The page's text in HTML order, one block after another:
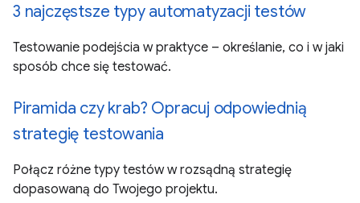
3 najczęstsze typy automatyzacji testów
Testowanie podejścia w praktyce – określanie, co i w jaki
sposób chce się testować.
Piramida czy krab? Opracuj odpowiednią
strategię testowania
Połącz różne typy testów w rozsądną strategię
dopasowaną do Twojego projektu.